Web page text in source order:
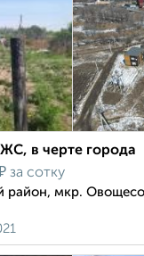
в черте города
за сотку
мкр.